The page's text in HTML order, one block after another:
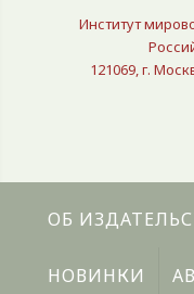
Институт
121069, г.
ОБ
НОВИНКИ